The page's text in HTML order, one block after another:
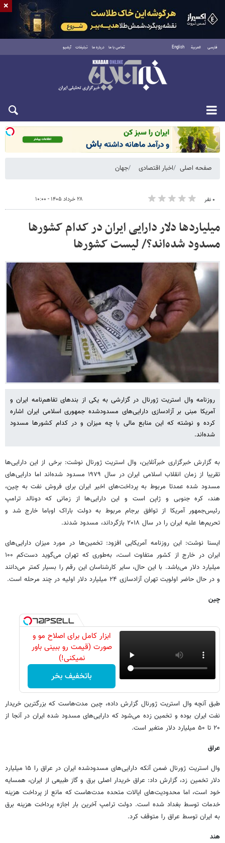
فارسی العربية English تماس با ما درباره ما تبلیغات آرشیو
شنبه ۱۷ مرداد ۱۴۰۵
صفحه اصلی اخبار اقتصادی جهان
۰ نفر ۲۸ خرداد ۱۴۰۵ - ۱۰:۰۰
میلیاردها دلار دارایی ایران در کدام کشورها
مسدود شده‌اند؟/ لیست کشورها
روزنامه وال استریت ژورنال در گزارشی به یکی از بندهای تفاهم‌نامه ایران و
آمریکا مبنی بر آزادسازی دارایی‌های مسدودشده جمهوری اسلامی ایران اشاره
کرده و نوشته که این منابع مالی با چه میزان و در کدام کشورها مسدود
شده‌اند.
به گزارش خبرگزاری خبرآنلاین، وال استریت ژورنال نوشت: برخی از این دارایی‌ها
تقریبا از زمان انقلاب اسلامی ایران در سال ۱۹۷۹ مسدود شده‌اند اما دارایی‌های
مسدود شده عمدتا مربوط به پرداخت‌های اخیر ایران برای فروش نفت به چین،
هند، کره جنوبی و ژاپن است و این دارایی‌ها از زمانی که دونالد ترامپ
رئیس‌جمهور آمریکا از توافق برجام مربوط به دولت باراک اوباما خارج شد و
تحریم‌ها علیه ایران را در سال ۲۰۱۸ بازگرداند، مسدود شدند.
ایسنا نوشت: این روزنامه آمریکایی افزود: تخمین‌ها در مورد میزان دارایی‌های
ایران در خارج از کشور متفاوت است، به‌طوری که تهران می‌گوید دست‌کم ۱۰۰
میلیارد دلار می‌باشد. با این حال، سایر کارشناسان این رقم را بسیار کمتر می‌دانند
و در حال حاضر اولویت تهران آزادسازی ۲۴ میلیارد دلار اولیه در چند مرحله است.
چین
ابزار کامل برای اصلاح مو و
صورت (قیمت رو ببینی باور
نمیکنی!)
باتخفیف بخر
طبق آنچه وال استریت ژورنال گزارش داده، چین مدت‌هاست که بزرگترین خریدار
نفت ایران بوده و تخمین زده می‌شود که دارایی‌های مسدود شده ایران در آنجا از
۲۰ تا ۵۰ میلیارد دلار متغیر است.
عراق
وال استریت ژورنال ضمن آنکه دارایی‌های مسدودشده ایران در عراق را ۱۵ میلیارد
دلار تخمین زد، گزارش داد: عراق خریدار اصلی برق و گاز طبیعی از ایران، همسایه
خود است، اما محدودیت‌های ایالات متحده مدت‌هاست که مانع از پرداخت هزینه
خدمات توسط بغداد شده است. دولت ترامپ آخرین بار اجازه پرداخت هزینه برق
به ایران توسط عراق را متوقف کرد.
هند
×